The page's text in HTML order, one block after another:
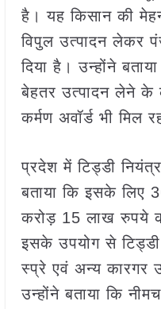
है। यह किसान की
विपुल उत्पादन लेकर
दिया है। उन्होंने बताया
बेहतर उत्पादन लेने के
कर्मण अवॉर्ड भी मिल
प्रदेश में टिड्डी
बताया कि इसके लिए
करोड़ 15 लाख रुपये
इसके उपयोग से
स्प्रे एवं अन्य कारगर
उन्होंने बताया कि